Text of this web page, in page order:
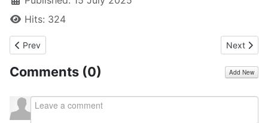
Hits: 324
Previous article: Quê Hương và Tuổi Thơ - Bình Giả
Prev Next
Next
Comments (0) Add New